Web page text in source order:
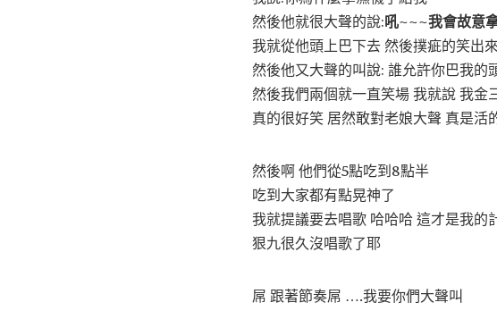
然後他就很大聲的說:吼~~~我會故意
我就從他頭上巴下去 然後撲疵的笑出
然後他又大聲的叫說: 誰允許你巴我的
然後我們兩個就一直笑場 我就說 我金
真的很好笑 居然敢對老娘大聲 真是活
然後啊 他們從5點吃到8點半
吃到大家都有點晃神了
我就提議要去唱歌 哈哈哈 這才是我的
狠九很久沒唱歌了耶
屌 跟著節奏屌 ….我要你們大聲叫